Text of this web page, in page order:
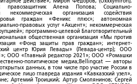
правозащитник Алена Попова; Социально-
некоммерческая организация содействия
граждан «Феникс плюс»; автономная
правовых услуг «Акцент»; некоммерческая
программно-целевой Благотворительный
общественная организация «Мы против
«Фонд защиты прав граждан»; интернет-
центр Юрия Левады» (Левада-центр); ООО
ООО «Главный редактор 2021»; ООО «Ромашки
политическое медиа;Bellingcat — авторы
данных, в том числе про участие России в
лицо главреда издания «Кавказский узел»,
Артемий Троицкий; Артур Смолянинов; Сергей